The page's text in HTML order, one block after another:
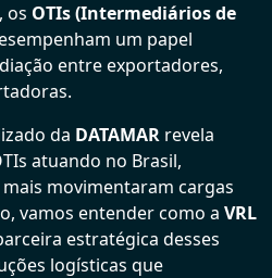
os OTIs (Intermediários de
um papel
entre exportadores,
da DATAMAR revela
atuando no Brasil,
movimentaram cargas
vamos entender como a VRL
estratégica desses
logísticas que